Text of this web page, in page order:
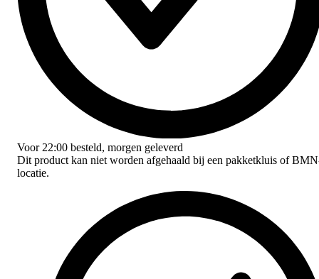
Voor 22:00 besteld, morgen geleverd
Dit product kan niet worden afgehaald bij een pakketkluis of
locatie.